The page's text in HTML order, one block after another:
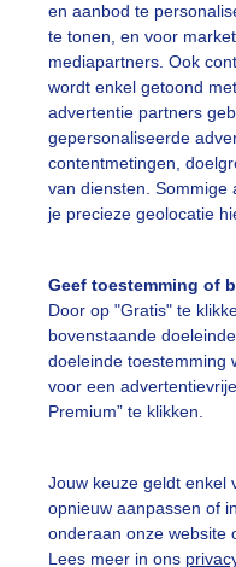
en aanbod te
te tonen, en voor
mediapartners. Ook
wordt enkel getoond
advertentie partners
gepersonaliseerde
contentmetingen,
van diensten. Sommige
je precieze geolocatie
Geef toestemming of
Door op "Gratis" te
bovenstaande
doeleinde toestemming
voor een
Premium” te klikken.
Jouw keuze geldt enkel
opnieuw aanpassen of
onderaan onze website
Lees meer in ons
slideshow
vragen